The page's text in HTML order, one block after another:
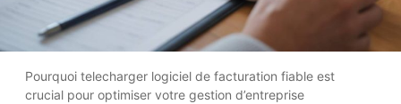
Pourquoi telecharger logiciel de facturation fiable est
crucial pour optimiser votre gestion d’entreprise